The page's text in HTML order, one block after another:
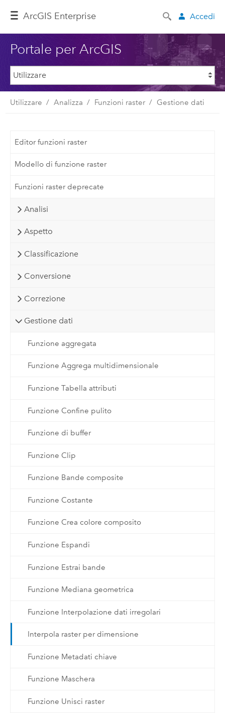
ArcGIS Enterprise Accedi
Portale per ArcGIS
Utilizzare Analizza Funzioni raster Gestione dati
Editor funzioni raster
Modello di funzione raster
Funzioni raster deprecate
Analisi
Aspetto
Classificazione
Conversione
Correzione
Gestione dati
Funzione aggregata
Funzione Aggrega multidimensionale
Funzione Tabella attributi
Funzione Confine pulito
Funzione di buffer
Funzione Clip
Funzione Bande composite
Funzione Costante
Funzione Crea colore composito
Funzione Espandi
Funzione Estrai bande
Funzione Mediana geometrica
Funzione Interpolazione dati irregolari
Interpola raster per dimensione
Funzione Metadati chiave
Funzione Maschera
Funzione Unisci raster